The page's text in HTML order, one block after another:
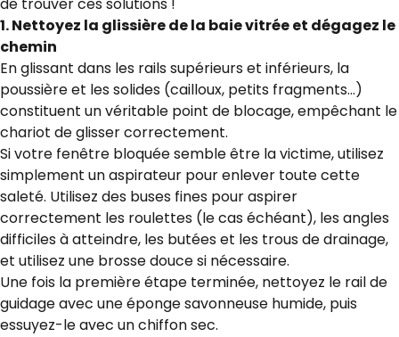
1. Nettoyez la glissière de la baie vitrée et dégagez le
chemin
En glissant dans les rails supérieurs et inférieurs, la
poussière et les solides (cailloux, petits fragments…)
constituent un véritable point de blocage, empêchant le
chariot de glisser correctement.
Si votre fenêtre bloquée semble être la victime, utilisez
simplement un aspirateur pour enlever toute cette
saleté. Utilisez des buses fines pour aspirer
correctement les roulettes (le cas échéant), les angles
difficiles à atteindre, les butées et les trous de drainage,
et utilisez une brosse douce si nécessaire.
Une fois la première étape terminée, nettoyez le rail de
guidage avec une éponge savonneuse humide, puis
essuyez-le avec un chiffon sec.